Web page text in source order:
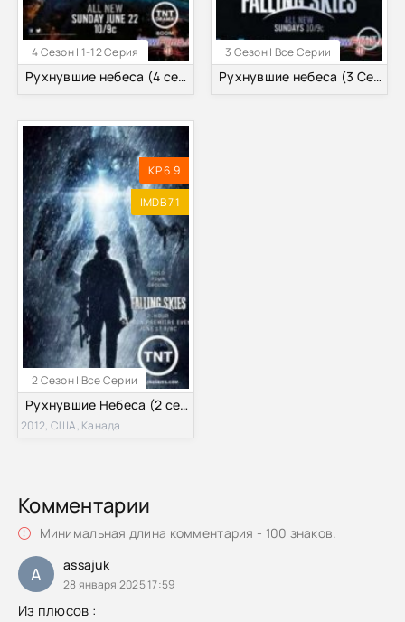
4 Сезон | 1-12 Серия
Рухнувшие небеса (4 сезон) (2014)
3 Сезон | Все Серии
Рухнувшие небеса (3 Сезон)
2 Сезон | Все Серии
KP 6.9
IMDB 7.1
Рухнувшие Небеса (2 сезон) 2012
2012, США, Канада
Комментарии
Минимальная длина комментария - 100 знаков.
A assajuk
28 января 2025 17:59
Из плюсов :